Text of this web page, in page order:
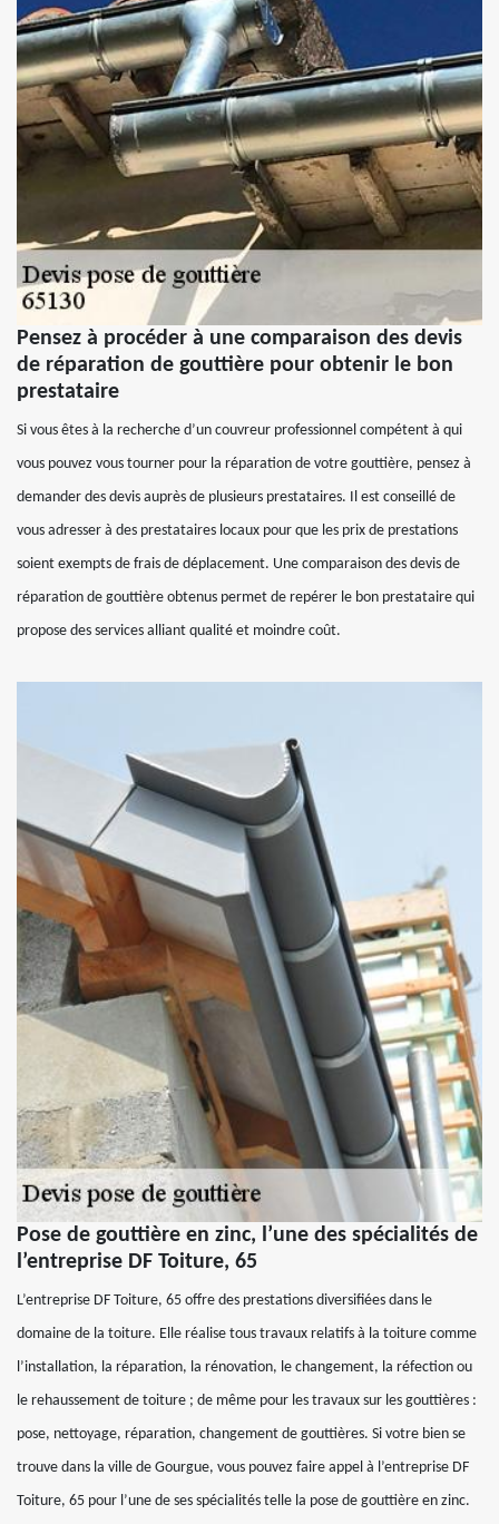
Pensez à procéder à une comparaison des devis
de réparation de gouttière pour obtenir le bon
prestataire
Si vous êtes à la recherche d’un couvreur professionnel compétent à qui
vous pouvez vous tourner pour la réparation de votre gouttière, pensez à
demander des devis auprès de plusieurs prestataires. Il est conseillé de
vous adresser à des prestataires locaux pour que les prix de prestations
soient exempts de frais de déplacement. Une comparaison des devis de
réparation de gouttière obtenus permet de repérer le bon prestataire qui
propose des services alliant qualité et moindre coût.
Pose de gouttière en zinc, l’une des spécialités de
l’entreprise DF Toiture, 65
L’entreprise DF Toiture, 65 offre des prestations diversifiées dans le
domaine de la toiture. Elle réalise tous travaux relatifs à la toiture comme
l’installation, la réparation, la rénovation, le changement, la réfection ou
le rehaussement de toiture ; de même pour les travaux sur les gouttières :
pose, nettoyage, réparation, changement de gouttières. Si votre bien se
trouve dans la ville de Gourgue, vous pouvez faire appel à l’entreprise DF
Toiture, 65 pour l’une de ses spécialités telle la pose de gouttière en zinc.